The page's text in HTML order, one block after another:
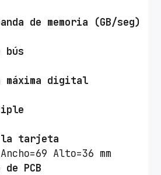
de memoria (GB/seg)
bús
máxima digital
la tarjeta
Alto=36 mm
PCB